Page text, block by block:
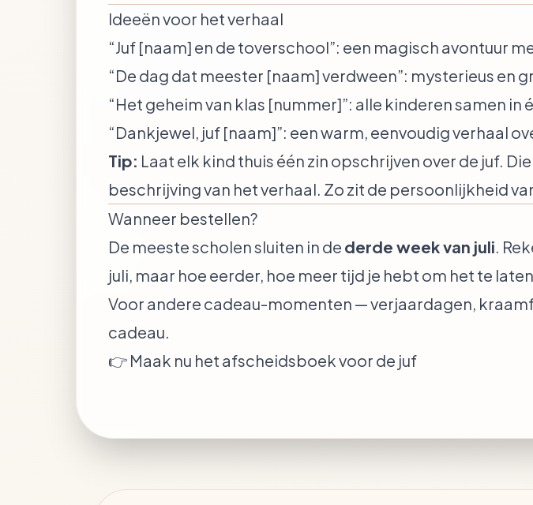
Ideeën voor het verhaal
“Juf [naam] en de toverschool”: een magisch avontuur
“De dag dat meester [naam] verdween”: mysterieus en
“Het geheim van klas [nummer]”: alle kinderen samen in
“Dankjewel, juf [naam]”: een warm, eenvoudig verhaal
Tip: Laat elk kind thuis één zin opschrijven over de juf.
beschrijving van het verhaal. Zo zit de persoonlijkheid
Wanneer bestellen?
De meeste scholen sluiten in de derde week van juli.
juli, maar hoe eerder, hoe meer tijd je hebt om het te
Voor andere cadeau-momenten — verjaardagen,
cadeau.
👉 Maak nu het afscheidsboek voor de juf